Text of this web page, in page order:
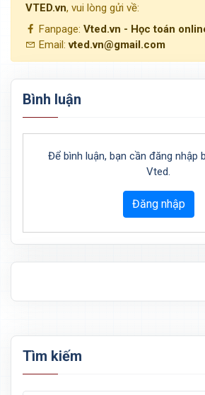
VTED.vn, vui lòng gửi về:
Fanpage: Vted.vn - Học toán
Email:vted.vn@gmail.com
Bình luận
Để bình luận, bạn cần đăng nhập
Vted.
Đăng nhập
Tìm kiếm